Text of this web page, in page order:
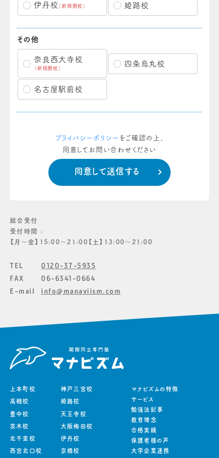
伊丹校 （新規開校） 姫路校
その他
奈良西大寺校
（新規開校）
四条烏丸校
名古屋駅前校
プライバシーポリシー をご確認の上、
同意してお問い合わせください
総合受付
受付時間 :
【月〜金】15:00〜21:00【土】13:00〜21:00
TEL
0120-37-5935
FAX
06-6341-0664
E-mail
info@manaviism.com
上本町校
高槻校
豊中校
茨木校
北千里校
西宮北口校
神戸三宮校
姫路校
天王寺校
大阪梅田校
伊丹校
京橋校
マナビズムの特徴
サービス
勉強法記事
教育理念
合格実績
保護者様の声
大学企業連携